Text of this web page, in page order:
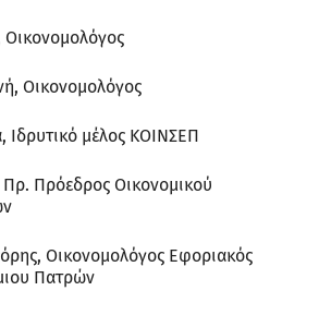
Οικονομολόγος
Ιδρυτικό μέλος ΚΟΙΝΣΕΠ
Πρόεδρος Οικονομικού
Οικονομολόγος Εφοριακός
Πατρών